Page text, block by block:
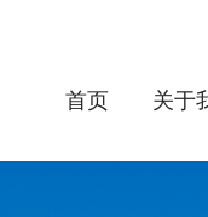
首页 关于